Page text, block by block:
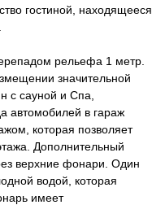
гостиной, находящееся
рельефа 1 метр.
значительной
с сауной и Спа,
автомобилей в гараж
которая позволяет
Дополнительный
верхние фонари. Один
водой, которая
имеет